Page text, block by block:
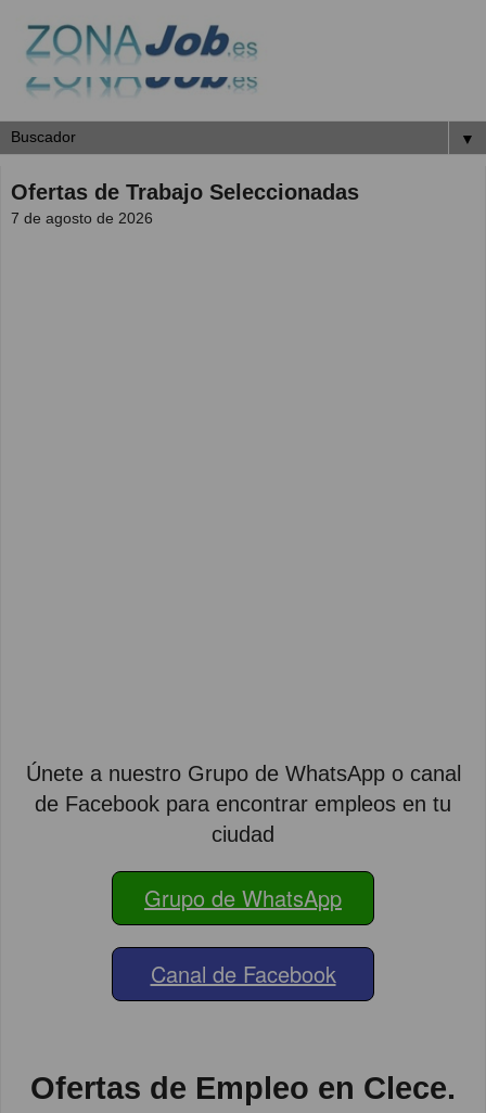
▼
Ofertas de Trabajo Seleccionadas
7 de agosto de 2026
Únete a nuestro Grupo de WhatsApp o canal
de Facebook para encontrar empleos en tu
ciudad
Grupo de WhatsApp
Canal de Facebook
Ofertas de Empleo en Clece.